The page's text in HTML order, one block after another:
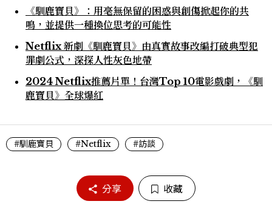
《馴鹿寶貝》：用毫無保留的困惑與創傷掀起你的共
鳴，並提供一種換位思考的可能性
Netflix 新劇《馴鹿寶貝》由真實故事改編打破典型犯
罪劇公式，深探人性灰色地帶
2024 Netflix推薦片單！台灣Top 10電影戲劇，《馴
鹿寶貝》全球爆紅
#馴鹿寶貝 #Netflix #訪談
分享 收藏